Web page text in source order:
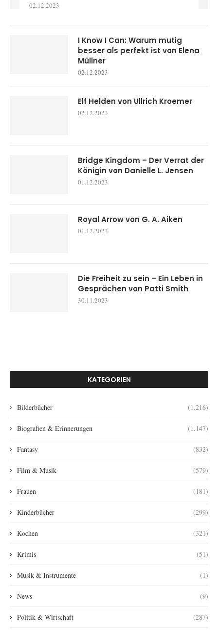
02.12.2023
I Know I Can: Warum mutig
besser als perfekt ist von Elena
Müllner
02.12.2023
Elf Helden von Ullrich Kroemer
02.12.2023
Bridge Kingdom – Der Verrat der
Königin von Danielle L. Jensen
01.12.2023
Royal Arrow von G. A. Aiken
01.12.2023
Die Freiheit zu sein – Ein Leben in
Gesprächen von Patti Smith
30.11.2023
KATEGORIEN
Bilderbücher (1.216)
Biografien & Erinnerungen (1.147)
Fantasy (832)
Film & Musik (579)
Frauen (181)
Kinderbücher (299)
Kochen (321)
Krimis (51)
Musik & Instrumente (1)
News (9)
Politik & Wirtschaft (287)